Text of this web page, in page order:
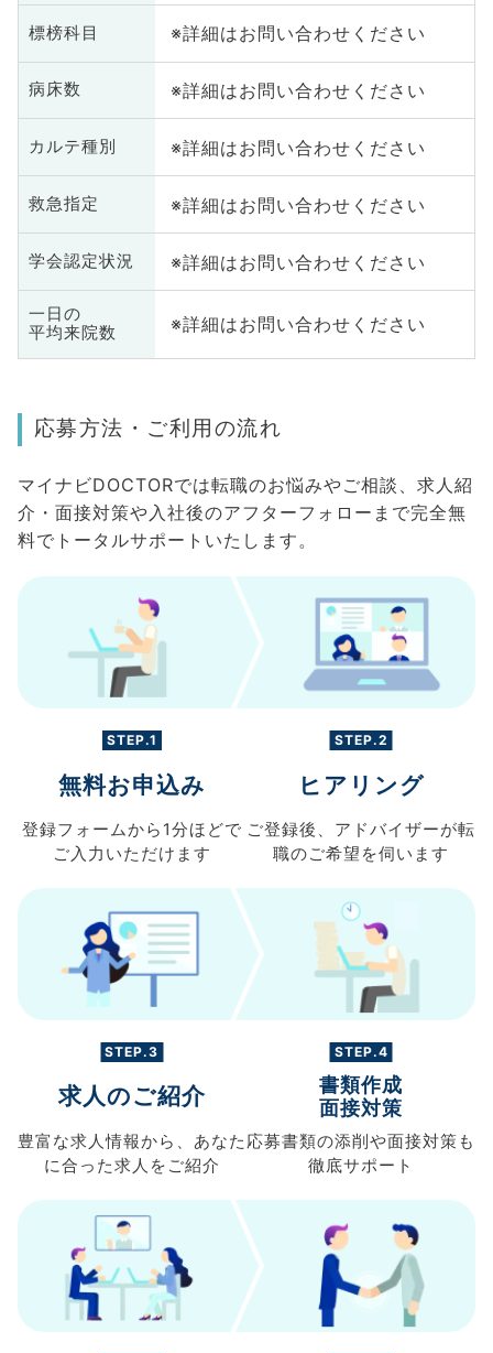
標榜科目 ※詳細はお問い合わせください
病床数 ※詳細はお問い合わせください
カルテ種別 ※詳細はお問い合わせください
救急指定 ※詳細はお問い合わせください
学会認定状況 ※詳細はお問い合わせください
一日の
平均来院数
※詳細はお問い合わせください
応募方法・ご利用の流れ
マイナビDOCTORでは転職のお悩みやご相談、求人紹
介・面接対策や入社後のアフターフォローまで完全無
料でトータルサポートいたします。
STEP.1
無料お申込み
登録フォームから 1分ほどで
ご入力 いただけます
STEP.2
ヒアリング
ご登録後、 アドバイザーが転
職のご希望を伺います
STEP.3
求人のご紹介
豊富な求人情報から、 あなた
に合った求人を ご紹介
STEP.4
書類作成
面接対策
応募書類の添削や面接対策も
徹底サポート